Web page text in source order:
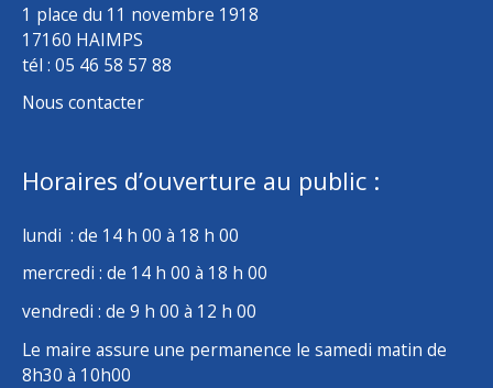
1 place du 11 novembre 1918
17160 HAIMPS
tél : 05 46 58 57 88
Nous contacter
Horaires d’ouverture au public :
lundi : de 14 h 00 à 18 h 00
mercredi : de 14 h 00 à 18 h 00
vendredi : de 9 h 00 à 12 h 00
Le maire assure une permanence le samedi matin de
8h30 à 10h00